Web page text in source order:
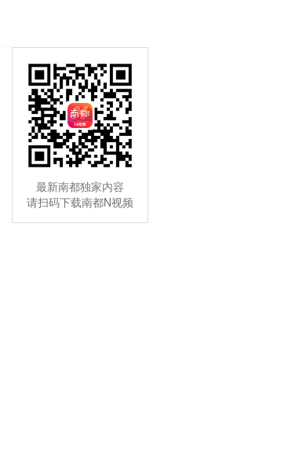
最新南都独家内容
请扫码下载南都N视频